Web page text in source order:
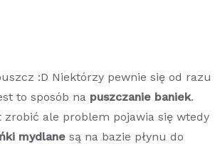
:D Niektórzy pewnie się od razu
to sposób na puszczanie baniek.
zrobić ale problem pojawia się wtedy
mydlane są na bazie płynu do